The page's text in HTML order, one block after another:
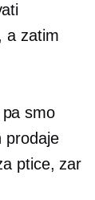
a zatim
smo
prodaje
ptice, zar